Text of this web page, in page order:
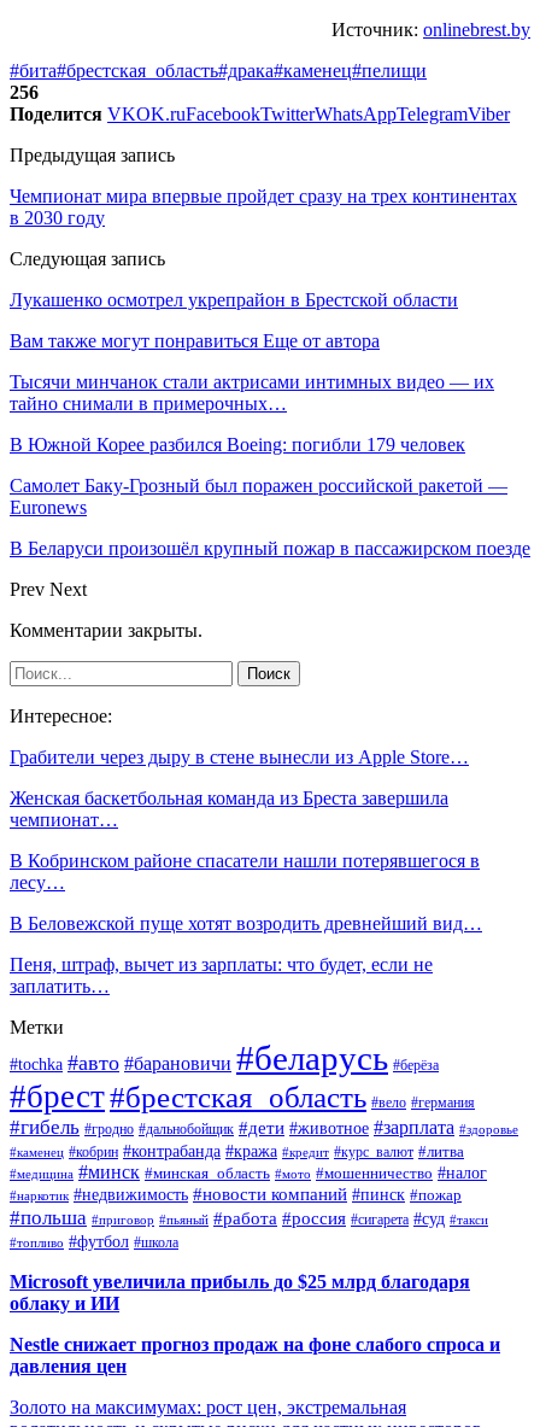
Источник: onlinebrest.by
#бита#брестская_область#драка#каменец#пелищи
256
Поделится VKOK.ruFacebookTwitterWhatsAppTelegramViber
Предыдущая запись
Чемпионат мира впервые пройдет сразу на трех континентах
в 2030 году
Следующая запись
Лукашенко осмотрел укрепрайон в Брестской области
Вам также могут понравиться Еще от автора
Тысячи минчанок стали актрисами интимных видео — их
тайно снимали в примерочных…
В Южной Корее разбился Boeing: погибли 179 человек
Самолет Баку-Грозный был поражен российской ракетой —
Euronews
В Беларуси произошёл крупный пожар в пассажирском поезде
Prev Next
Комментарии закрыты.
Интересное:
Грабители через дыру в стене вынесли из Apple Store…
Женская баскетбольная команда из Бреста завершила
чемпионат…
В Кобринском районе спасатели нашли потерявшегося в
лесу…
В Беловежской пуще хотят возродить древнейший вид…
Пеня, штраф, вычет из зарплаты: что будет, если не
заплатить…
Метки
#tochka #авто #барановичи #беларусь #берёза
#брест#брестская_область #вело #германия
#гибель #гродно #дальнобойщик #дети #животное #зарплата #здоровье
#каменец #кобрин #контрабанда #кража #кредит #курс_валют #литва
#медицина #минск #минская_область #мото #мошенничество #налог
#наркотик #недвижимость #новости компаний #пинск #пожар
#польша #приговор #пьяный #работа #россия #сигарета #суд #такси
#топливо #футбол #школа
Microsoft увеличила прибыль до $25 млрд благодаря
облаку и ИИ
Nestle снижает прогноз продаж на фоне слабого спроса и
давления цен
Золото на максимумах: рост цен, экстремальная